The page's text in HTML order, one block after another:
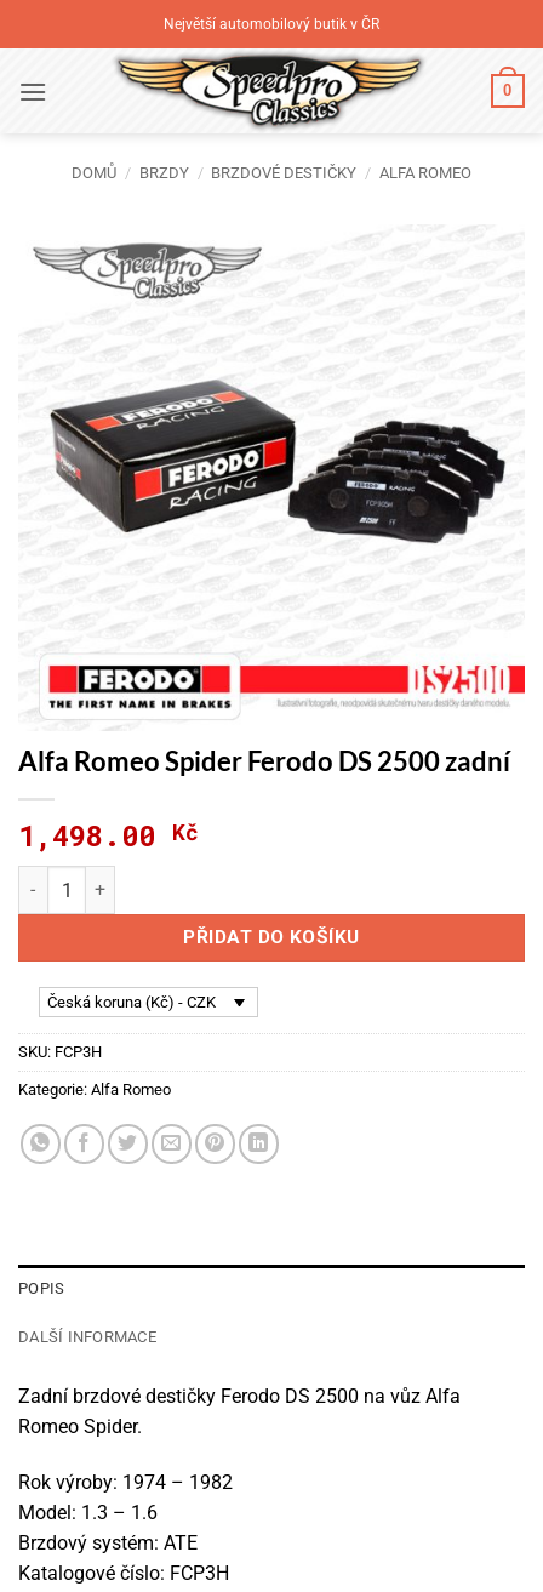
na
Největší automobilový butik v ČR
0
DOMŮ / BRZDY / BRZDOVÉ DESTIČKY / ALFA ROMEO
Alfa Romeo Spider Ferodo DS 2500 zadní
1,498.00 Kč
Alfa Romeo Spider Ferodo DS 2500 zadní množství
PŘIDAT DO KOŠÍKU
Česká koruna (Kč) - CZK
SKU: FCP3H
Kategorie: Alfa Romeo
POPIS
DALŠÍ INFORMACE
Zadní brzdové destičky Ferodo DS 2500 na vůz Alfa
Romeo Spider.
Rok výroby: 1974 – 1982
Model: 1.3 – 1.6
Brzdový systém: ATE
Katalogové číslo: FCP3H